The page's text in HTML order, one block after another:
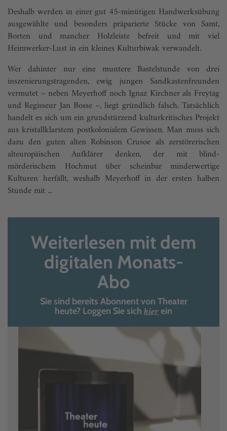
Deshalb werden in einer gut 45-minütigen Handwerksübung
ausgewählte und besonders präparierte Stücke von Samt,
Borten und mancher Holzleiste befreit und mit viel
Heimwerker-Lust in ein kleines Kulturbiwak verwandelt.
Wer dahinter nur eine munte­re Bastelstunde von drei
inszenierungs­tragenden, ewig jungen Sandkastenfreunden
vermutet – neben Mey­erhoff noch Ignaz Kirchner als Freytag
und Regisseur Jan Bosse –, liegt gründlich falsch. Tatsächlich
handelt es sich um ein grundstürzend kulturkritisches Projekt
aus kristallklarstem postkolonialem Gewissen. Man muss sich
dazu den guten alten Robinson Crusoe als zerstörerischen
alteuropä­ischen Aufklärer denken, der mit blind-
mörderischem Hochmut über scheinbar minderwertige
Kulturen herfällt, weshalb Meyerhoff in der ersten halben
Stunde mit ...
Weiterlesen mit dem
digitalen Monats-
Abo
Sie sind bereits Abonnent von Theater
heute? Loggen Sie sich hierein